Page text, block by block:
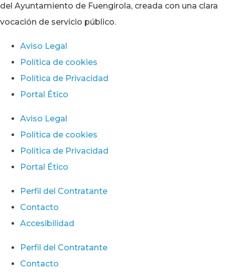
del Ayuntamiento de Fuengirola, creada con una clara
vocación de servicio público.
Aviso Legal
Política de cookies
Política de Privacidad
Portal Ético
Aviso Legal
Política de cookies
Política de Privacidad
Portal Ético
Perfil del Contratante
Contacto
Accesibilidad
Perfil del Contratante
Contacto